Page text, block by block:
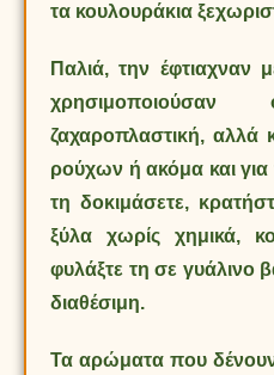
τα κουλουράκια
Παλιά, την έφτιαχναν
ζαχαροπλαστική, αλλά
ρούχων ή ακόμα και για
τη δοκιμάσετε,
ξύλα χωρίς χημικά,
φυλάξτε τη σε γυάλινο
διαθέσιμη.
Τα αρώματα που δένουν